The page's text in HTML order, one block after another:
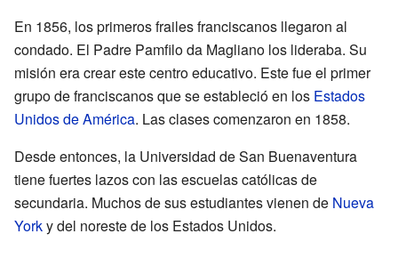
En 1856, los primeros frailes franciscanos llegaron al
condado. El Padre Pamfilo da Magliano los lideraba. Su
misión era crear este centro educativo. Este fue el primer
grupo de franciscanos que se estableció en los Estados
Unidos de América. Las clases comenzaron en 1858.
Desde entonces, la Universidad de San Buenaventura
tiene fuertes lazos con las escuelas católicas de
secundaria. Muchos de sus estudiantes vienen de Nueva
Yorky del noreste de los Estados Unidos.